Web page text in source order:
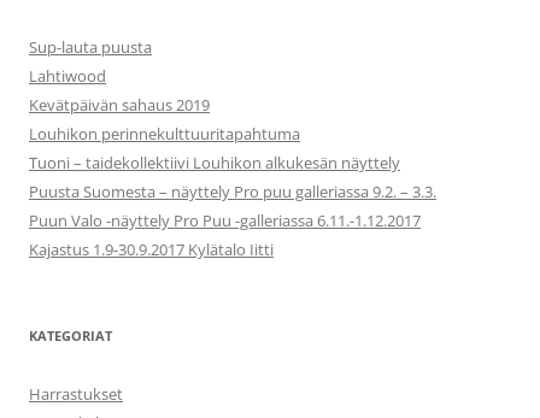
Sup-lauta puusta
Lahtiwood
Kevätpäivän sahaus 2019
Louhikon perinnekulttuuritapahtuma
Tuoni – taidekollektiivi Louhikon alkukesän näyttely
Puusta Suomesta – näyttely Pro puu galleriassa 9.2. – 3.3.
Puun Valo -näyttely Pro Puu -galleriassa 6.11.-1.12.2017
Kajastus 1.9-30.9.2017 Kylätalo Iitti
KATEGORIAT
Harrastukset